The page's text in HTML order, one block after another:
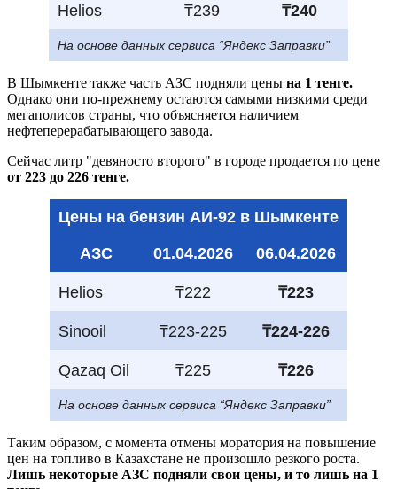
Helios ₸239 ₸240
На основе данных сервиса “Яндекс Заправки”
В Шымкенте также часть АЗС подняли цены на 1 тенге.
Однако они по-прежнему остаются самыми низкими среди
мегаполисов страны, что объясняется наличием
нефтеперерабатывающего завода.
Сейчас литр "девяносто второго" в городе продается по цене
от 223 до 226 тенге.
Цены на бензин АИ-92 в Шымкенте
АЗС 01.04.2026 06.04.2026
Helios ₸222 ₸223
Sinooil ₸223-225 ₸224-226
Qazaq Oil ₸225 ₸226
На основе данных сервиса “Яндекс Заправки”
Таким образом, с момента отмены моратория на повышение
цен на топливо в Казахстане не произошло резкого роста.
Лишь некоторые АЗС подняли свои цены, и то лишь на 1